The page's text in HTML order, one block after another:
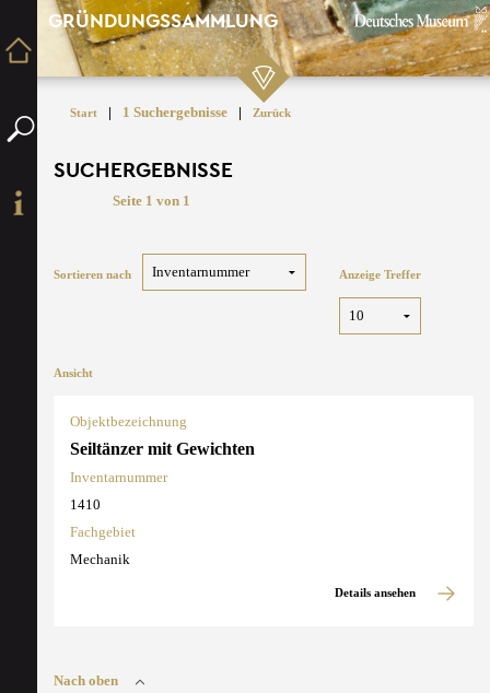
GRÜNDUNGSSAMMLUNG
Start | 1 Suchergebnisse | Zurück
SUCHERGEBNISSE
Seite 1 von 1
Sortieren nach Anzeige Treffer
Ansicht
Objektbezeichnung
Seiltänzer mit Gewichten
Inventarnummer
1410
Fachgebiet
Mechanik
Details ansehen
Nach oben